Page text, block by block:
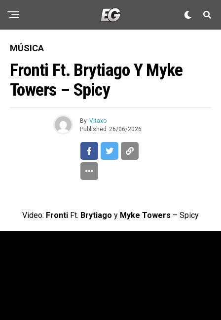
MÚSICA
Fronti Ft. Brytiago Y Myke
Towers – Spicy
By Vitaxo
Published 26/06/2026
Video: Fronti Ft. Brytiago y Myke Towers – Spicy